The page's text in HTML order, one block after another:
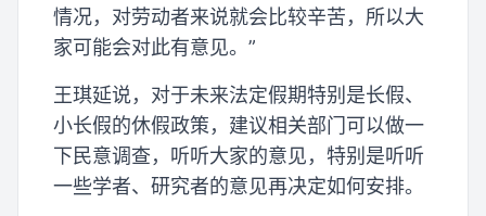
情况，对劳动者来说就会比较辛苦，所以大
家可能会对此有意见。”
王琪延说，对于未来法定假期特别是长假、
小长假的休假政策，建议相关部门可以做一
下民意调查，听听大家的意见，特别是听听
一些学者、研究者的意见再决定如何安排。